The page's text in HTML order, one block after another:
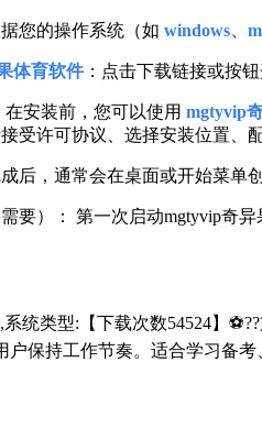
您的操作系统（如 windows、
体育软件：点击下载链接或按
安装前，您可以使用 mgtyvip
受许可协议、选择安装位置、
后，通常会在桌面或开始菜单
要）： 第一次启动mgtyvip奇
统类型:【下载次数54524】
户保持工作节奏。适合学习备